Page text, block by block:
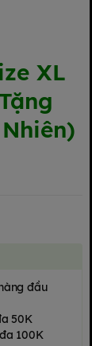
XL
đầu
50K
100K